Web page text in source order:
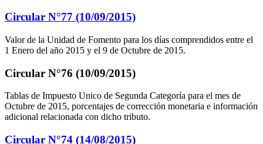
Circular N°77 (10/09/2015)
Valor de la Unidad de Fomento para los días comprendidos entre el
1 Enero del año 2015 y el 9 de Octubre de 2015.
Circular N°76 (10/09/2015)
Tablas de Impuesto Unico de Segunda Categoría para el mes de
Octubre de 2015, porcentajes de corrección monetaria e información
adicional relacionada con dicho tributo.
Circular N°74 (14/08/2015)